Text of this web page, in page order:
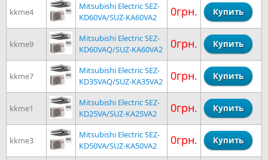
kkme4
Mitsubishi Electric SEZ-
KD60VA/SUZ-KA60VA2
0грн.
kkme9
Mitsubishi Electric SEZ-
KD60VAQ/SUZ-KA60VA2
0грн.
kkme7
Mitsubishi Electric SEZ-
KD35VAQ/SUZ-KA35VA2
0грн.
kkme1
Mitsubishi Electric SEZ-
KD25VA/SUZ-KA25VA2
0грн.
kkme3
Mitsubishi Electric SEZ-
KD50VA/SUZ-KA50VA2
0грн.